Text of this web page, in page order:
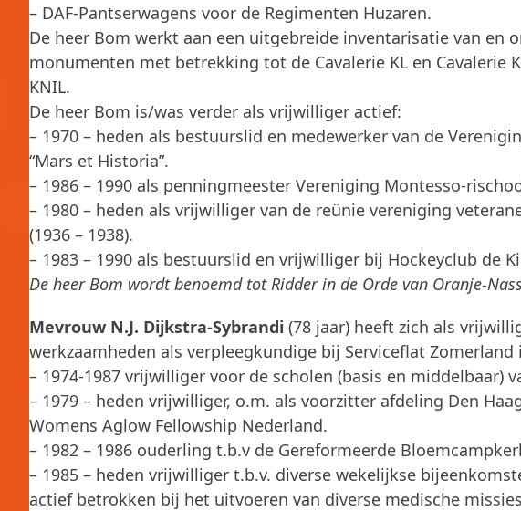
– DAF-Pantserwagens voor de Regimenten Huzaren.
De heer Bom werkt aan een uitgebreide inventarisatie van en
monumenten met betrekking tot de Cavalerie KL en Cavalerie
KNIL.
De heer Bom is/was verder als vrijwilliger actief:
– 1970 – heden als bestuurslid en medewerker van de
“Mars et Historia”.
– 1986 – 1990 als penningmeester Vereniging Montesso-
– 1980 – heden als vrijwilliger van de reünie vereniging
(1936 – 1938).
– 1983 – 1990 als bestuurslid en vrijwilliger bij Hockeyclub de
De heer Bom wordt benoemd tot Ridder in de Orde van Oranje-
Mevrouw N.J. Dijkstra-Sybrandi (78 jaar) heeft zich als
werkzaamheden als verpleegkundige bij Serviceflat Zomerland
– 1974-1987 vrijwilliger voor de scholen (basis en middelbaar)
– 1979 – heden vrijwilliger, o.m. als voorzitter afdeling Den
Womens Aglow Fellowship Nederland.
– 1982 – 1986 ouderling t.b.v de Gereformeerde
– 1985 – heden vrijwilliger t.b.v. diverse wekelijkse
actief betrokken bij het uitvoeren van diverse medische